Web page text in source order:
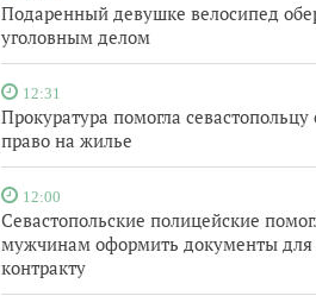
Подаренный девушке велосипед
уголовным делом
12:31
Прокуратура помогла севастопольцу
право на жилье
12:00
Севастопольские полицейские
мужчинам оформить документы
контракту